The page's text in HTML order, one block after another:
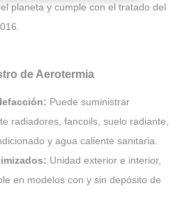
planeta y cumple con el tratado del
de Aerotermia
Puede suministrar
radiadores, fancoils, suelo radiante,
y agua caliente sanitaria.
Unidad exterior e interior,
en modelos con y sin depósito de